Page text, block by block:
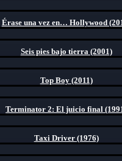
Érase una vez en… Hollywood
Seis pies bajo tierra (2001)
Top Boy (2011)
Terminator 2: El juicio final
Taxi Driver (1976)